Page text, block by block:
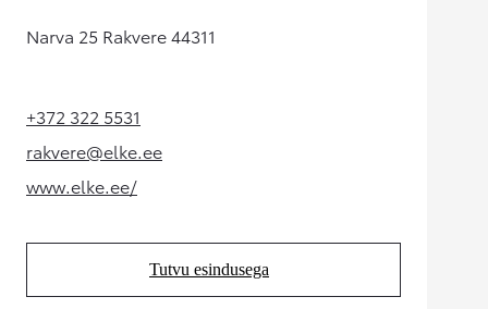
Narva 25 Rakvere 44311
+372 322 5531(Opens in new tab)
rakvere@elke.ee(Opens in new tab)
www.elke.ee/(Opens in new tab)
Tutvu esindusega
(Opens in new tab)